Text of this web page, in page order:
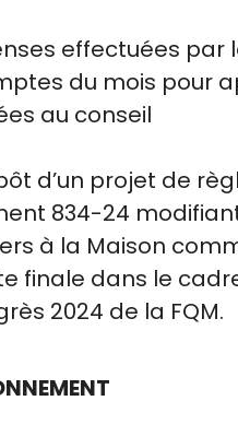
effectuées par
du mois pour
au conseil
d’un projet de
834-24
à la Maison
finale dans le
2024 de la FQM.